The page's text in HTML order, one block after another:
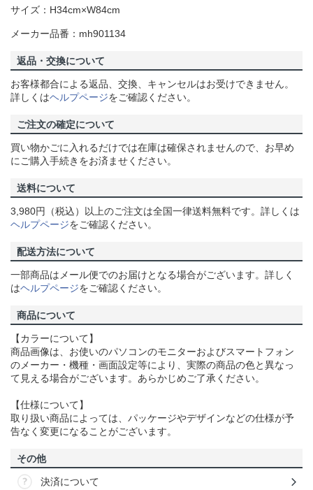
サイズ：H34cm×W84cm
メーカー品番：mh901134
返品・交換について
お客様都合による返品、交換、キャンセルはお受けできません。
詳しくはヘルプページをご確認ください。
ご注文の確定について
買い物かごに入れるだけでは在庫は確保されませんので、お早め
にご購入手続きをお済ませください。
送料について
3,980円（税込）以上のご注文は全国一律送料無料です。詳しくは
ヘルプページをご確認ください。
配送方法について
一部商品はメール便でのお届けとなる場合がございます。詳しく
はヘルプページをご確認ください。
商品について
【カラーについて】
商品画像は、お使いのパソコンのモニターおよびスマートフォン
のメーカー・機種・画面設定等により、実際の商品の色と異なっ
て見える場合がございます。あらかじめご了承ください。
【仕様について】
取り扱い商品によっては、パッケージやデザインなどの仕様が予
告なく変更になることがございます。
その他
決済について